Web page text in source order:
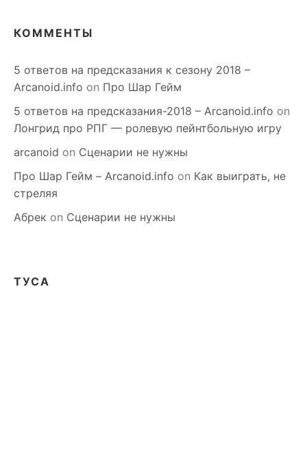
КОММЕНТЫ
5 ответов на предсказания к сезону 2018 –
Arcanoid.info on Про Шар Гейм
5 ответов на предсказания-2018 – Arcanoid.info on
Лонгрид про РПГ — ролевую пейнтбольную игру
arcanoid on Сценарии не нужны
Про Шар Гейм – Arcanoid.info on Как выиграть, не
стреляя
Абрек on Сценарии не нужны
ТУСА